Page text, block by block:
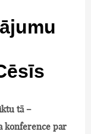
tā –
konference par